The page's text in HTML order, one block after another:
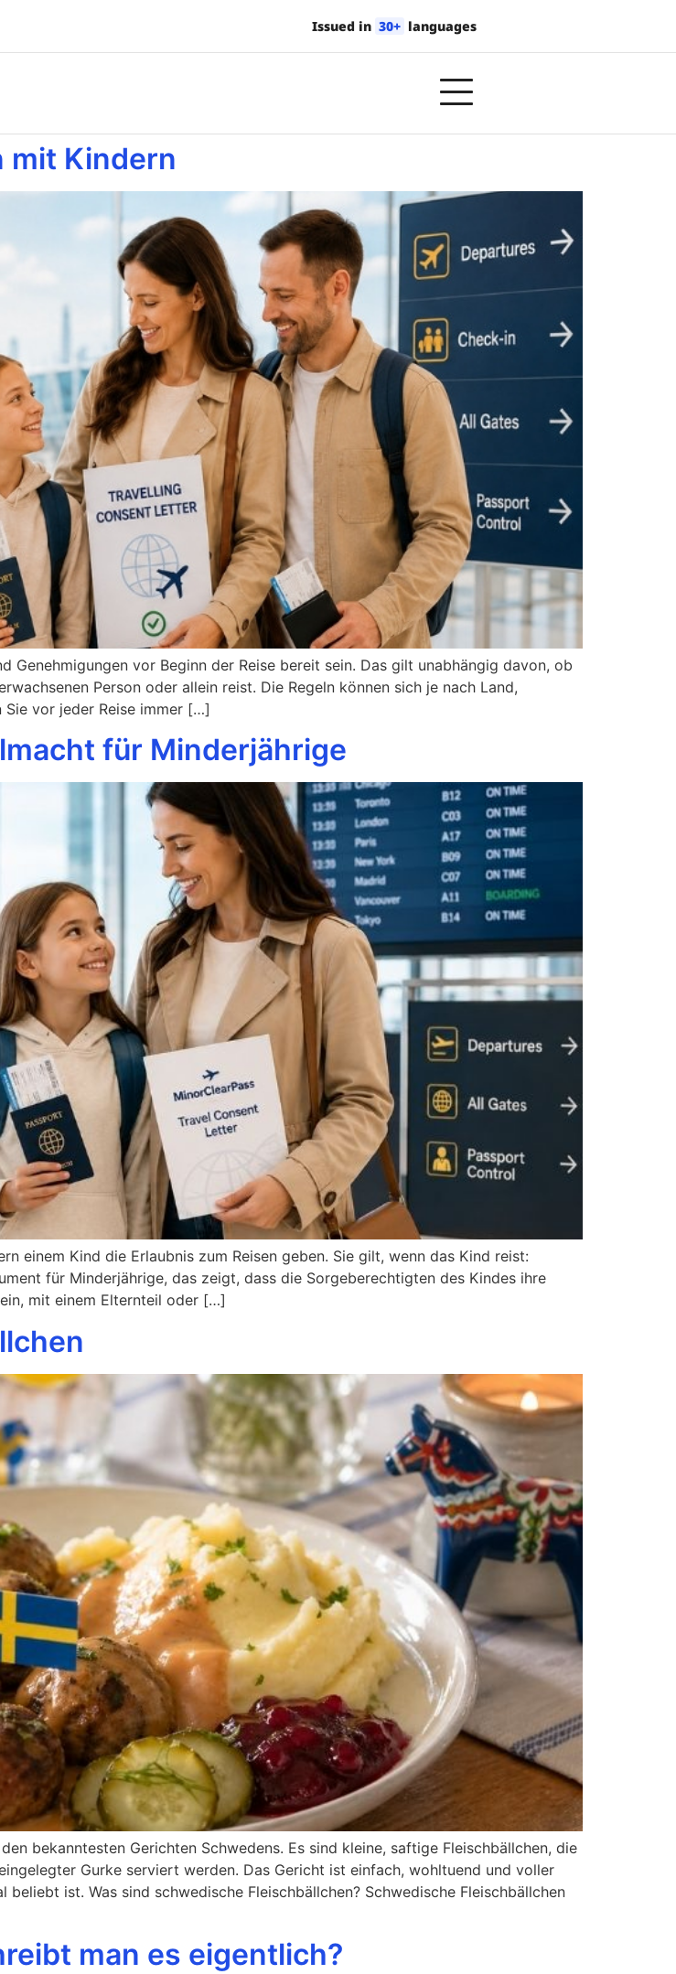
Issued in 30+ languages
mit Kindern
Genehmigungen vor Beginn der Reise bereit sein. Das gilt unabhängig davon, ob
Person oder allein reist. Die Regeln können sich je nach Land,
Sie vor jeder Reise immer […]
für Minderjährige
einem Kind die Erlaubnis zum Reisen geben. Sie gilt, wenn das Kind reist:
für Minderjährige, das zeigt, dass die Sorgeberechtigten des Kindes ihre
mit einem Elternteil oder […]
bekanntesten Gerichten Schwedens. Es sind kleine, saftige Fleischbällchen, die
Gurke serviert werden. Das Gericht ist einfach, wohltuend und voller
ist. Was sind schwedische Fleischbällchen? Schwedische Fleischbällchen
man es eigentlich?